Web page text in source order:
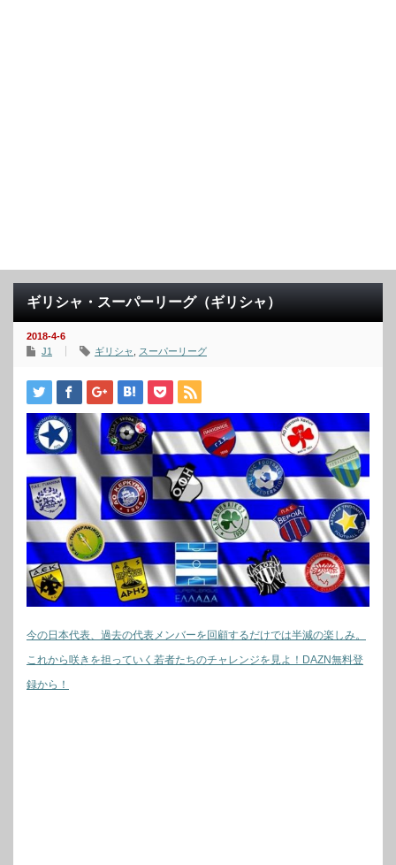
ギリシャ・スーパーリーグ（ギリシャ）
2018-4-6
J1
ギリシャ スーパーリーグ
今の日本代表、過去の代表メンバーを回顧するだけでは半減の楽しみ。
これから咲きを担っていく若者たちのチャレンジを見よ！DAZN無料登
録から！